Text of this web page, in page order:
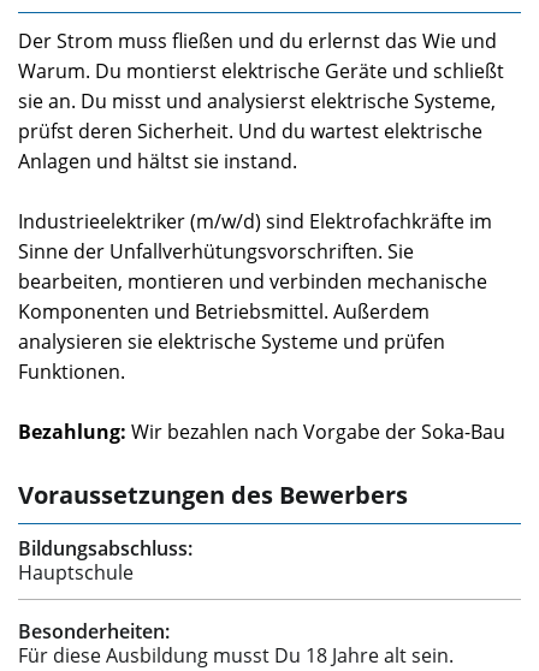
Der Strom muss fließen und du erlernst das Wie und
Warum. Du montierst elektrische Geräte und schließt
sie an. Du misst und analysierst elektrische Systeme,
prüfst deren Sicherheit. Und du wartest elektrische
Anlagen und hältst sie instand.
Industrieelektriker (m/w/d) sind Elektrofachkräfte im
Sinne der Unfallverhütungsvorschriften. Sie
bearbeiten, montieren und verbinden mechanische
Komponenten und Betriebsmittel. Außerdem
analysieren sie elektrische Systeme und prüfen
Funktionen.
Bezahlung: Wir bezahlen nach Vorgabe der Soka-Bau
Voraussetzungen des Bewerbers
Bildungsabschluss:
Hauptschule
Besonderheiten:
Für diese Ausbildung musst Du 18 Jahre alt sein.